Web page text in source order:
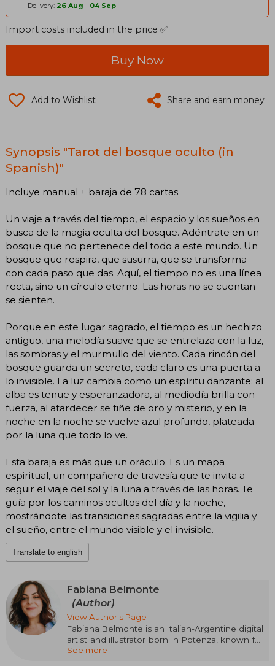
Delivery: 26 Aug - 04 Sep
Import costs included in the price ✅
Buy Now
Add to Wishlist Share and earn money
Synopsis "Tarot del bosque oculto (in
Spanish)"
Incluye manual + baraja de 78 cartas.
Un viaje a través del tiempo, el espacio y los sueños en
busca de la magia oculta del bosque. Adéntrate en un
bosque que no pertenece del todo a este mundo. Un
bosque que respira, que susurra, que se transforma
con cada paso que das. Aquí, el tiempo no es una línea
recta, sino un círculo eterno. Las horas no se cuentan
se sienten.
Porque en este lugar sagrado, el tiempo es un hechizo
antiguo, una melodía suave que se entrelaza con la luz,
las sombras y el murmullo del viento. Cada rincón del
bosque guarda un secreto, cada claro es una puerta a
lo invisible. La luz cambia como un espíritu danzante: al
alba es tenue y esperanzadora, al mediodía brilla con
fuerza, al atardecer se tiñe de oro y misterio, y en la
noche en la noche se vuelve azul profundo, plateada
por la luna que todo lo ve.
Esta baraja es más que un oráculo. Es un mapa
espiritual, un compañero de travesía que te invita a
seguir el viaje del sol y la luna a través de las horas. Te
guía por los caminos ocultos del día y la noche,
mostrándote las transiciones sagradas entre la vigilia y
el sueño, entre el mundo visible y el invisible.
Translate to english
Fabiana Belmonte
(Author)
View Author's Page
Fabiana Belmonte is an Italian-Argentine digital
artist and illustrator born in Potenza, known for
her dreamy, feminine, and deeply symbolic
See more